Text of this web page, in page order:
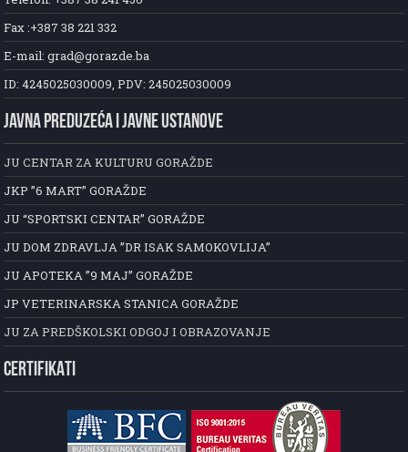
Fax :+387 38 221 332
E-mail: grad@gorazde.ba
ID: 4245025030009, PDV: 245025030009
JAVNA PREDUZEĆA I JAVNE USTANOVE
JU CENTAR ZA KULTURU GORAŽDE
JKP ”6 MART” GORAŽDE
JU “SPORTSKI CENTAR” GORAŽDE
JU DOM ZDRAVLJA ”DR ISAK SAMOKOVLIJA”
JU APOTEKA ”9 MAJ” GORAŽDE
JP VETERINARSKA STANICA GORAŽDE
JU ZA PREDŠKOLSKI ODGOJ I OBRAZOVANJE
CERTIFIKATI